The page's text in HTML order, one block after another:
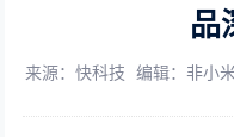
品
来源：快科技 编辑：非小米